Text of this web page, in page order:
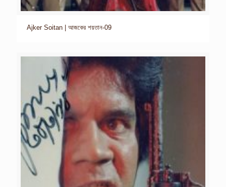
Ajker Soitan | আজকের শয়তান-09